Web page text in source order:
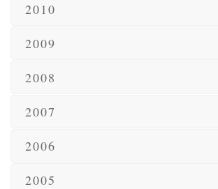
2010
2009
2008
2007
2006
2005